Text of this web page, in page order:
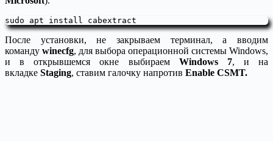
sudo apt install cabextract
После установки, не закрываем терминал, а вводим
команду winecfg, для выбора операционной системы Windows,
и в открывшемся окне выбираем Windows 7, и на
вкладке Staging, ставим галочку напротив Enable CSMT.